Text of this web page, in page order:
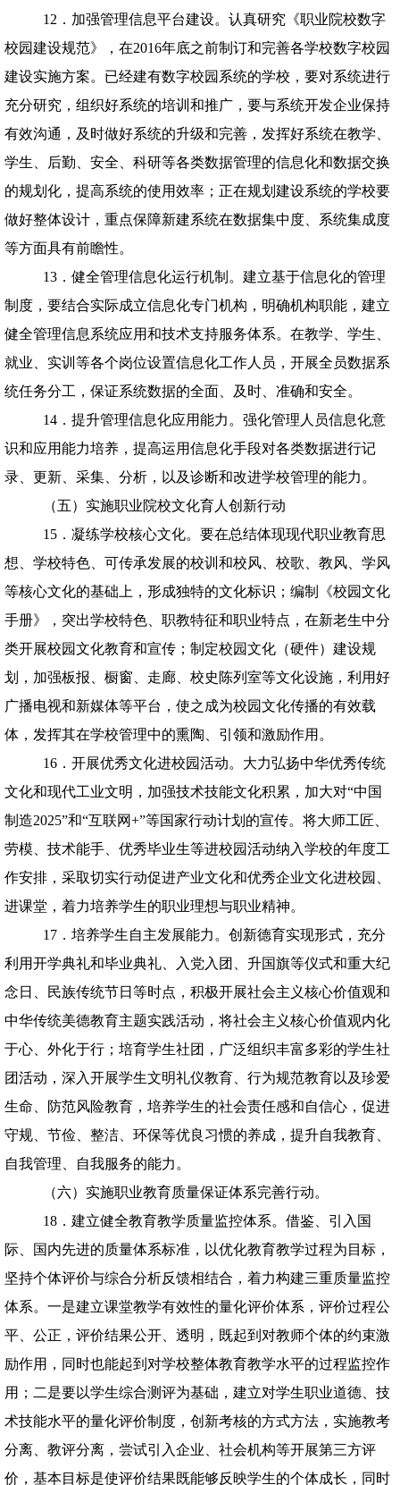
12．加强管理信息平台建设。认真研究《职业院校数字
校园建设规范》，在2016年底之前制订和完善各学校数字校园
建设实施方案。已经建有数字校园系统的学校，要对系统进行
充分研究，组织好系统的培训和推广，要与系统开发企业保持
有效沟通，及时做好系统的升级和完善，发挥好系统在教学、
学生、后勤、安全、科研等各类数据管理的信息化和数据交换
的规划化，提高系统的使用效率；正在规划建设系统的学校要
做好整体设计，重点保障新建系统在数据集中度、系统集成度
等方面具有前瞻性。
13．健全管理信息化运行机制。建立基于信息化的管理
制度，要结合实际成立信息化专门机构，明确机构职能，建立
健全管理信息系统应用和技术支持服务体系。在教学、学生、
就业、实训等各个岗位设置信息化工作人员，开展全员数据系
统任务分工，保证系统数据的全面、及时、准确和安全。
14．提升管理信息化应用能力。强化管理人员信息化意
识和应用能力培养，提高运用信息化手段对各类数据进行记
录、更新、采集、分析，以及诊断和改进学校管理的能力。
（五）实施职业院校文化育人创新行动
15．凝练学校核心文化。要在总结体现现代职业教育思
想、学校特色、可传承发展的校训和校风、校歌、教风、学风
等核心文化的基础上，形成独特的文化标识；编制《校园文化
手册》，突出学校特色、职教特征和职业特点，在新老生中分
类开展校园文化教育和宣传；制定校园文化（硬件）建设规
划，加强板报、橱窗、走廊、校史陈列室等文化设施，利用好
广播电视和新媒体等平台，使之成为校园文化传播的有效载
体，发挥其在学校管理中的熏陶、引领和激励作用。
16．开展优秀文化进校园活动。大力弘扬中华优秀传统
文化和现代工业文明，加强技术技能文化积累，加大对“中国
制造2025”和“互联网+”等国家行动计划的宣传。将大师工匠、
劳模、技术能手、优秀毕业生等进校园活动纳入学校的年度工
作安排，采取切实行动促进产业文化和优秀企业文化进校园、
进课堂，着力培养学生的职业理想与职业精神。
17．培养学生自主发展能力。创新德育实现形式，充分
利用开学典礼和毕业典礼、入党入团、升国旗等仪式和重大纪
念日、民族传统节日等时点，积极开展社会主义核心价值观和
中华传统美德教育主题实践活动，将社会主义核心价值观内化
于心、外化于行；培育学生社团，广泛组织丰富多彩的学生社
团活动，深入开展学生文明礼仪教育、行为规范教育以及珍爱
生命、防范风险教育，培养学生的社会责任感和自信心，促进
守规、节俭、整洁、环保等优良习惯的养成，提升自我教育、
自我管理、自我服务的能力。
（六）实施职业教育质量保证体系完善行动。
18．建立健全教育教学质量监控体系。借鉴、引入国
际、国内先进的质量体系标准，以优化教育教学过程为目标，
坚持个体评价与综合分析反馈相结合，着力构建三重质量监控
体系。一是建立课堂教学有效性的量化评价体系，评价过程公
平、公正，评价结果公开、透明，既起到对教师个体的约束激
励作用，同时也能起到对学校整体教育教学水平的过程监控作
用；二是要以学生综合测评为基础，建立对学生职业道德、技
术技能水平的量化评价制度，创新考核的方式方法，实施教考
分离、教评分离，尝试引入企业、社会机构等开展第三方评
价，基本目标是使评价结果既能够反映学生的个体成长，同时